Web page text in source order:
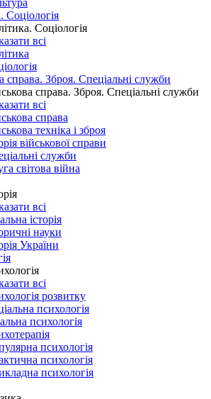
Соціологія
Соціологія
всі
справа. Зброя. Спеціальні служби
справа. Зброя. Спеціальні служби
всі
справа
техніка і зброя
військової справи
служби
світова війна
всі
історія
науки
України
всі
розвитку
психологія
психологія
психологія
психологія
психологія